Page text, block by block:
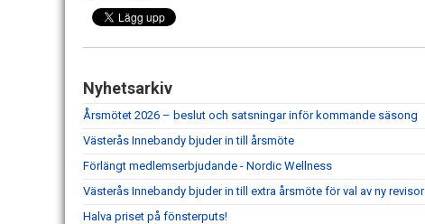
Nyhetsarkiv
Årsmötet 2026 – beslut och satsningar inför kommande säsong
Västerås Innebandy bjuder in till årsmöte
Förlängt medlemserbjudande - Nordic Wellness
Västerås Innebandy bjuder in till extra årsmöte för val av ny revisor
Halva priset på fönsterputs!